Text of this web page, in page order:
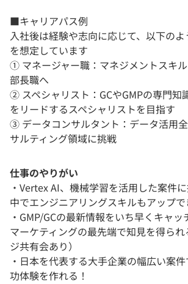
■キャリアパス例
入社後は経験や志向に応じて、以下の
を想定しています
① マネージャー職：マネジメントスキル
部長職へ
② スペシャリスト：GCやGMPの専門知
をリードするスペシャリストを目指す
③ データコンサルタント：データ活用
サルティング領域に挑戦
仕事のやりがい
・Vertex AI、機械学習を活用した案件
中でエンジニアリングスキルもアップで
・GMP/GCの最新情報をいち早くキャ
マーケティングの最先端で知見を得ら
ジ共有会あり）
・日本を代表する大手企業の幅広い案
功体験を作れる！